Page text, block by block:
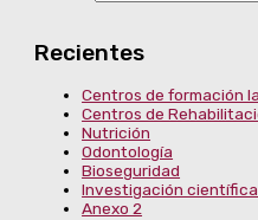
Recientes
Centros de formación
Centros de
Nutrición
Odontología
Bioseguridad
Investigación
Anexo 2